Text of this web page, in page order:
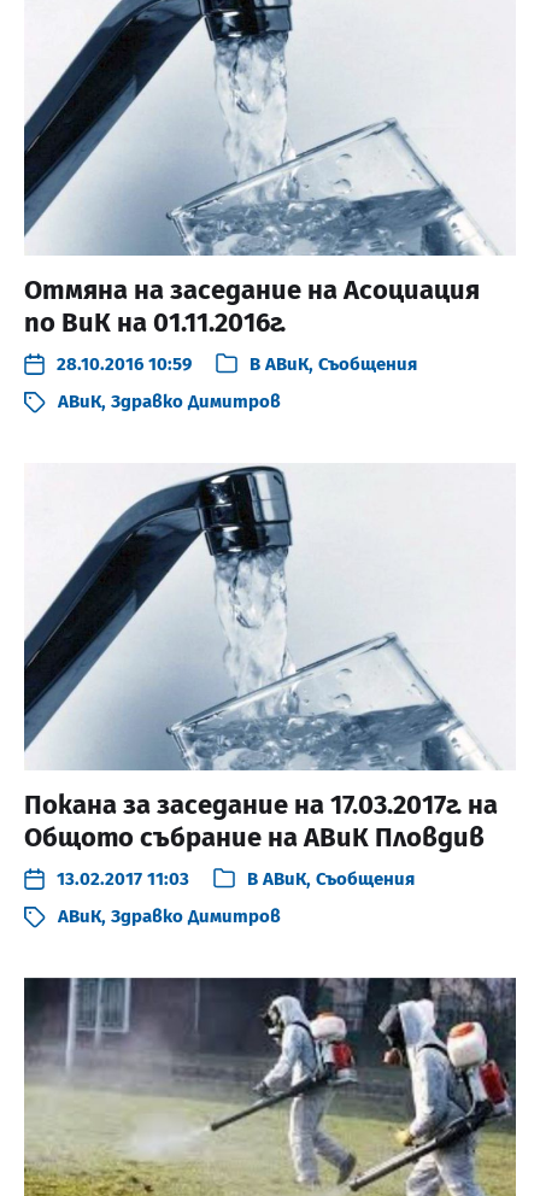
Отмяна на заседание на Асоциация
по ВиК на 01.11.2016г.
28.10.2016 10:59 В АВиК, Съобщения
АВиК, Здравко Димитров
Покана за заседание на 17.03.2017г. на
Общото събрание на АВиК Пловдив
13.02.2017 11:03 В АВиК, Съобщения
АВиК, Здравко Димитров